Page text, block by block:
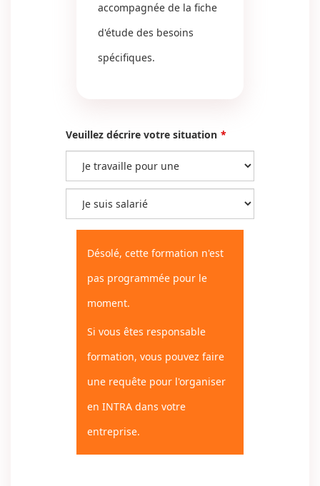
accompagnée de la fiche
d'étude des besoins
spécifiques.
Veuillez décrire votre situation
Désolé, cette formation n'est
pas programmée pour le
moment.
Si vous êtes responsable
formation, vous pouvez faire
une requête pour l'organiser
en INTRA dans votre
entreprise.